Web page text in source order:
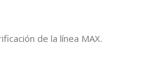
de la línea MAX.